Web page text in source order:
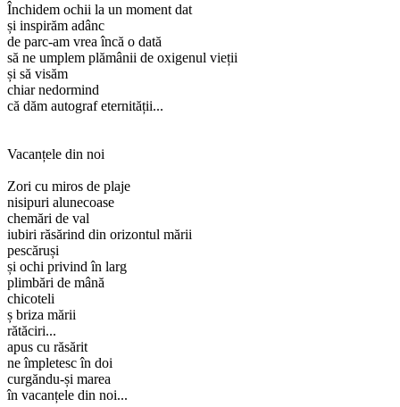
Închidem ochii la un moment dat
și inspirăm adânc
de parc-am vrea încă o dată
să ne umplem plămânii de oxigenul vieții
și să visăm
chiar nedormind
că dăm autograf eternității...
Vacanțele din noi
Zori cu miros de plaje
nisipuri alunecoase
chemări de val
iubiri răsărind din orizontul mării
pescăruși
și ochi privind în larg
plimbări de mână
chicoteli
ș briza mării
rătăciri...
apus cu răsărit
ne împletesc în doi
curgăndu-și marea
în vacanțele din noi...